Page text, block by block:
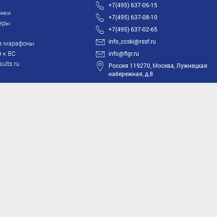
марафоны
к ВС
+7(495) 637-06-15
+7(495) 637-08-10
+7(495) 637-02-65
info_ccski@rssf.ru
info@flgr.ru
Россия 119270, Москва, Лужнецкая
набережная, д.8